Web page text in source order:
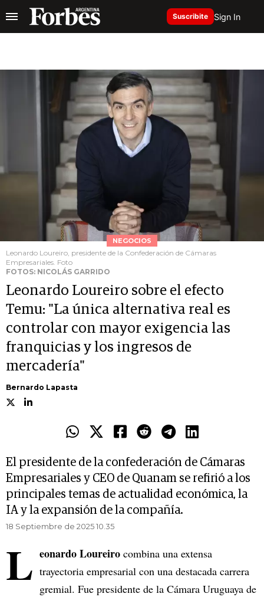
Suscribite Sign In
NEGOCIOS
Leonardo Loureiro, presidente de la Confederación de Cámaras
Empresariales. Foto
FOTOS: NICOLÁS GARRIDO
Leonardo Loureiro sobre el efecto
Temu: "La única alternativa real es
controlar con mayor exigencia las
franquicias y los ingresos de
mercadería"
Bernardo Lapasta
El presidente de la confederación de Cámaras
Empresariales y CEO de Quanam se refirió a los
principales temas de actualidad económica, la
IA y la expansión de la compañía.
18 Septiembre de 2025 10.35
L eonardo Loureiro combina una extensa
trayectoria empresarial con una destacada carrera
gremial. Fue presidente de la Cámara Uruguaya de